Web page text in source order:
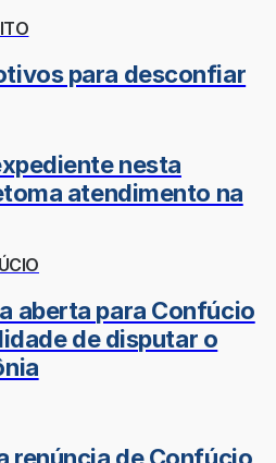
para desconfiar
nesta
atendimento na
aberta para Confúcio
de disputar o